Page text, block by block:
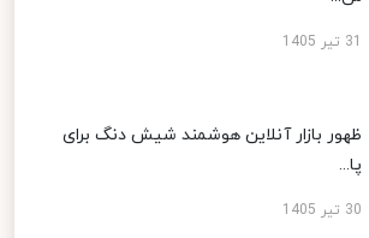
ظهور بازار آنلاین هوشمند شیش دنگ برای
پا...
30 تیر 1405